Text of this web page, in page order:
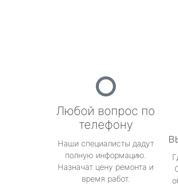
Любой вопрос по
телефону
Наши специалисты дадут
полную информацию.
Назначат цену ремонта и
время работ.